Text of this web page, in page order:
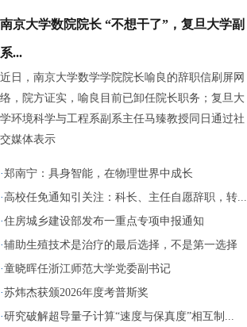
南京大学数院院长 “不想干了”，复旦大学副
系...
近日，南京大学数学学院院长喻良的辞职信刷屏网
络，院方证实，喻良目前已卸任院长职务；复旦大
学环境科学与工程系副系主任马臻教授同日通过社
交媒体表示
·郑南宁：具身智能，在物理世界中成长
· 高校任免通知引关注：科长、主任自愿辞职，转...
·住房城乡建设部发布一重点专项申报通知
·辅助生殖技术是治疗的最后选择，不是第一选择
·童晓晖任浙江师范大学党委副书记
·苏炜杰获颁2026年度考普斯奖
·研究破解超导量子计算“速度与保真度”相互制...